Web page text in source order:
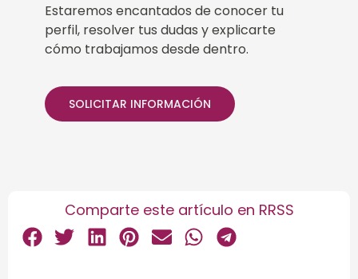
Estaremos encantados de conocer tu
perfil, resolver tus dudas y explicarte
cómo trabajamos desde dentro.
SOLICITAR INFORMACIÓN
Comparte este artículo en RRSS